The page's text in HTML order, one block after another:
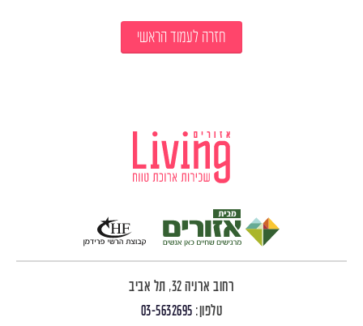
חזרה לעמוד הראשי
רחוב ארניה 32, תל אביב
טלפון: 03-5632695